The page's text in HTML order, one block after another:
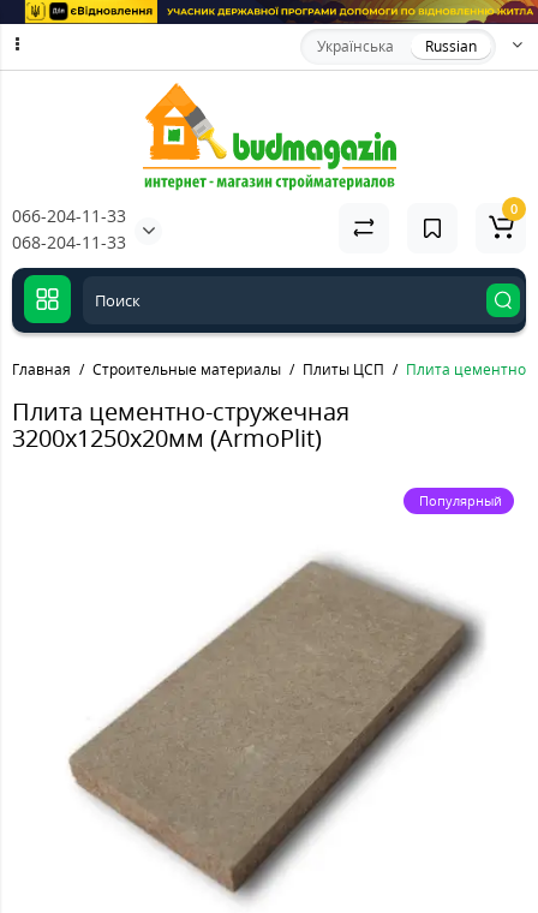
Українська Russian
066-204-11-33
068-204-11-33
0
Главная Строительные материалы Плиты ЦСП Плита цементно-
Плита цементно-стружечная
3200х1250х20мм (ArmoPlit)
Популярный